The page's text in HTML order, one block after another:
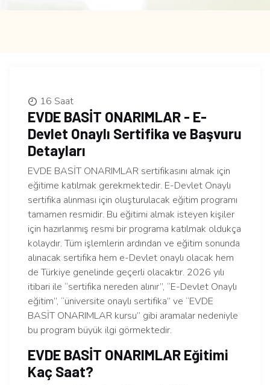
16 Saat
EVDE BASİT ONARIMLAR - E-
Devlet Onaylı Sertifika ve Başvuru
Detayları
EVDE BASİT ONARIMLAR sertifikasını almak için
eğitime katılmak gerekmektedir. E-Devlet Onaylı
sertifika alınması için oluşturulacak eğitim programı
tamamen resmidir. Bu eğitimi almak isteyen kişiler
için hazırlanmış resmi bir programa katılmak oldukça
kolaydır. Tüm işlemlerin ardından ve eğitim sonunda
alınacak sertifika hem e-Devlet onaylı olacak hem
de Türkiye genelinde geçerli olacaktır. 2026 yılı
itibari ile “sertifika nereden alınır”, “E-Devlet Onaylı
eğitim”, “üniversite onaylı sertifika” ve “EVDE
BASİT ONARIMLAR kursu” gibi aramalar nedeniyle
bu program büyük ilgi görmektedir.
EVDE BASİT ONARIMLAR Eğitimi
Kaç Saat?